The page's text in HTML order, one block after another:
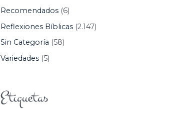
Recomendados(6)
Reflexiones Bíblicas(2.147)
Sin Categoría (58)
Variedades(5)
Etiquetas